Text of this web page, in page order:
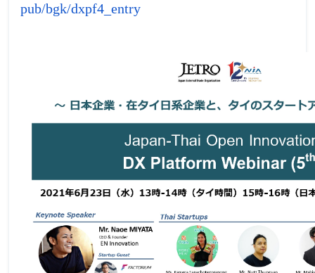
pub/bgk/dxpf4_entry